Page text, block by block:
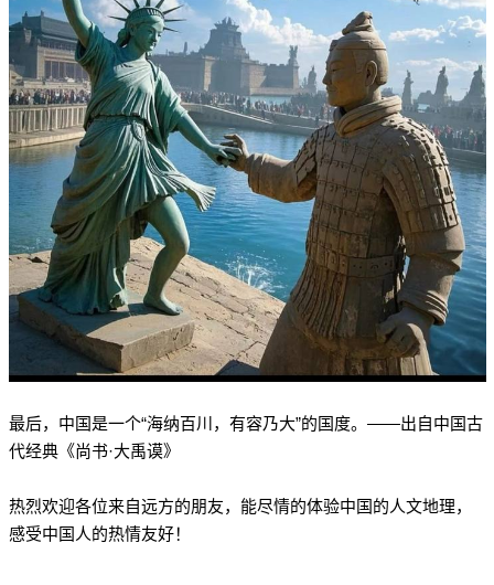
最后，中国是一个“海纳百川，有容乃大”的国度。——出自中国古
代经典《尚书·大禹谟》
热烈欢迎各位来自远方的朋友，能尽情的体验中国的人文地理，
感受中国人的热情友好！